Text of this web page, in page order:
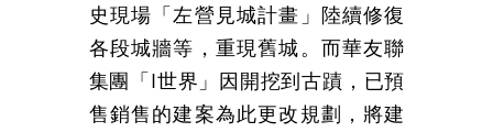
史現場「左營見城計畫」陸續修復
各段城牆等，重現舊城。而華友聯
集團「I世界」因開挖到古蹟，已預
售銷售的建案為此更改規劃，將建